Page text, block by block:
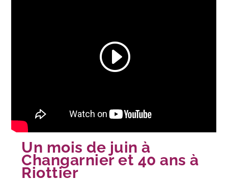
Un mois de juin à
Changarnier et 40 ans à
Riottier